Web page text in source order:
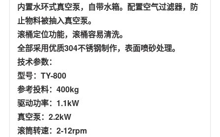
内置水环式真空泵，自带水箱。配置空气过滤器，防
止物料被抽入真空泵。
滚桶定位功能，滚桶容易清洗。
全部采用优质304不锈钢制作，表面喷砂处理。
技术参数：
型号：TY-800
参考投料：400kg
驱动功率：1.1kW
真空泵：2.2kW
滚筒转速：2-12rpm